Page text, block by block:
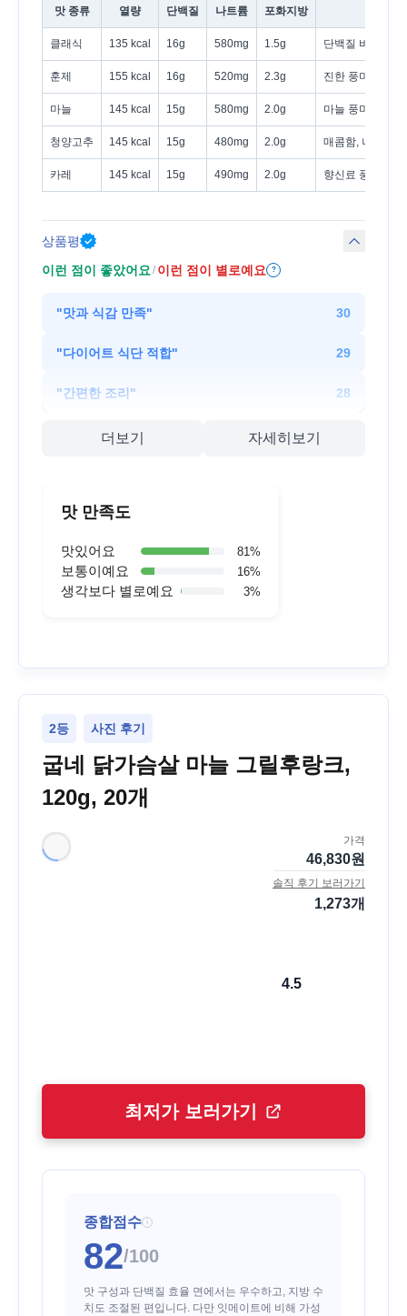
맛 종류 열량 단백질 나트륨 포화지방
클래식 135 kcal 16g 580mg 1.5g 단백질 비중 가
훈제 155 kcal 16g 520mg 2.3g 진한 풍미, 포화
마늘 145 kcal 15g 580mg 2.0g 마늘 풍미, 영양
청양고추 145 kcal 15g 480mg 2.0g 매콤함, 나트륨
카레 145 kcal 15g 490mg 2.0g 향신료 풍부, 탄
상품평
이런 점이 좋았어요/ 이런 점이 별로예요 ?
"맛과 식감 만족" 30
"다이어트 식단 적합" 29
"간편한 조리" 28
더보기 자세히보기
맛 만족도
맛있어요 81%
보통이예요 16%
생각보다 별로예요 3%
2등 사진 후기
굽네 닭가슴살 마늘 그릴후랑크,
120g, 20개
가격
46,830원
솔직 후기 보러가기
1,273개
4.5
최저가 보러가기
종합점수 i
82/100
맛 구성과 단백질 효율 면에서는 우수하고, 지방 수
치도 조절된 편입니다. 다만 잇메이트에 비해 가성